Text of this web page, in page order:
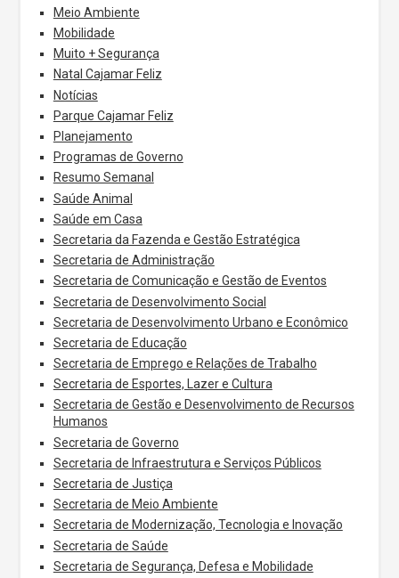
Meio Ambiente
Mobilidade
Muito + Segurança
Natal Cajamar Feliz
Notícias
Parque Cajamar Feliz
Planejamento
Programas de Governo
Resumo Semanal
Saúde Animal
Saúde em Casa
Secretaria da Fazenda e Gestão Estratégica
Secretaria de Administração
Secretaria de Comunicação e Gestão de Eventos
Secretaria de Desenvolvimento Social
Secretaria de Desenvolvimento Urbano e Econômico
Secretaria de Educação
Secretaria de Emprego e Relações de Trabalho
Secretaria de Esportes, Lazer e Cultura
Secretaria de Gestão e Desenvolvimento de Recursos
Humanos
Secretaria de Governo
Secretaria de Infraestrutura e Serviços Públicos
Secretaria de Justiça
Secretaria de Meio Ambiente
Secretaria de Modernização, Tecnologia e Inovação
Secretaria de Saúde
Secretaria de Segurança, Defesa e Mobilidade